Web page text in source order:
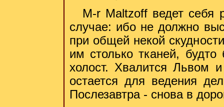
M-r Maltzoff ведет себя
случае: ибо не должно
при общей некой
им столько тканей,
холост. Хвалится Львом
остается для ведения
Послезавтра - снова в